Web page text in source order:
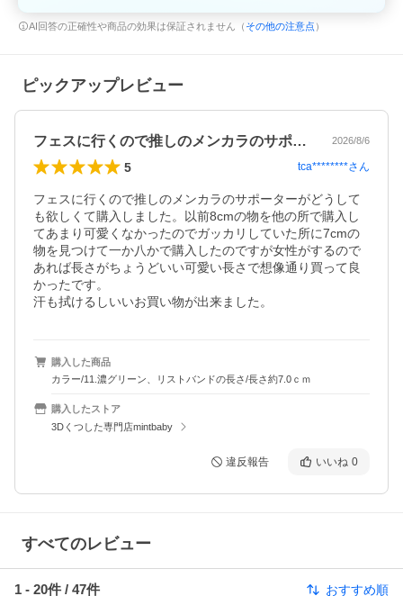
AI回答の正確性や商品の効果は保証されません（ その他の注意点 ）
ピックアップレビュー
フェスに行くので推しのメンカラのサポー… 2026/8/6
5 tca********さん
フェスに行くので推しのメンカラのサポーターがどうして
も欲しくて購入しました。以前8cmの物を他の所で購入し
てあまり可愛くなかったのでガッカリしていた所に7cmの
物を見つけて一か八かで購入したのですが女性がするので
あれば長さがちょうどいい可愛い長さで想像通り買って良
かったです。
汗も拭けるしいいお買い物が出来ました。
購入した商品
カラー/11.濃グリーン、リストバンドの長さ/長さ約7.0ｃｍ
購入したストア
3Dくつした専門店mintbaby
違反報告 いいね 0
すべてのレビュー
1 - 20件 / 47件 おすすめ順